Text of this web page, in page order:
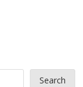
Search